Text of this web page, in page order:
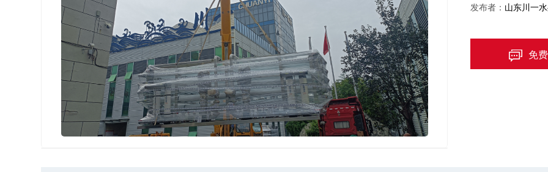
发布者： 山东川一
免